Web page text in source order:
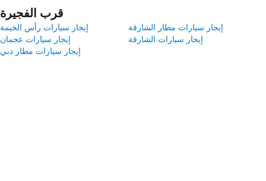
قرب الفجيرة
إيجار سيارات رأس الخيمة
إيجار سيارات مطار الشارقة
إيجار سيارات عجمان
إيجار سيارات الشارقة
إيجار سيارات مطار دبي